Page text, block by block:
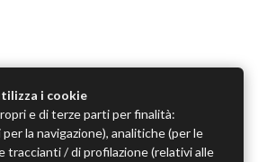
i cookie
e di terze parti per finalità:
la navigazione), analitiche (per le
traccianti / di profilazione (relativi alle